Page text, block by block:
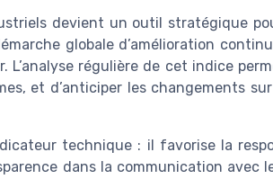
devient un outil stratégique
globale d’amélioration
régulière de cet indice
et d’anticiper les changements
technique : il favorise la
dans la communication avec